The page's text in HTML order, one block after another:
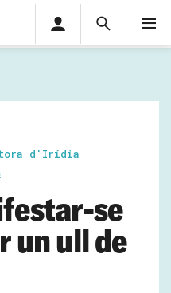
Cerca
privada
d'Irídia
se
un ull de